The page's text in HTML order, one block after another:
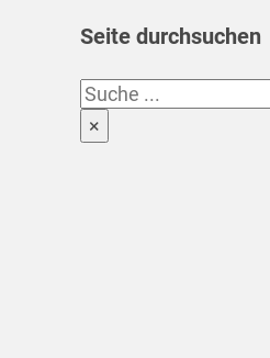
Seite durchsuchen
Suchen
×